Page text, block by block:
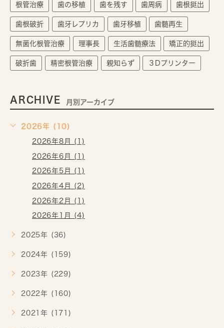
根管治療 歯の移植 歯を残す 歯周病 歯根挺出
歯根破折 歯牙レプリカ 歯牙移植 歯髄再生
無菌化根管治療 理事長 生活歯髄療法 矯正的挺出
破折歯 精密根管治療 親知らず ３Dプリンター
ARCHIVE 月別アーカイブ
2026年 (10)
2026年8月 (1)
2026年6月 (1)
2026年5月 (1)
2026年4月 (2)
2026年2月 (1)
2026年1月 (4)
2025年 (36)
2024年 (159)
2023年 (229)
2022年 (160)
2021年 (171)